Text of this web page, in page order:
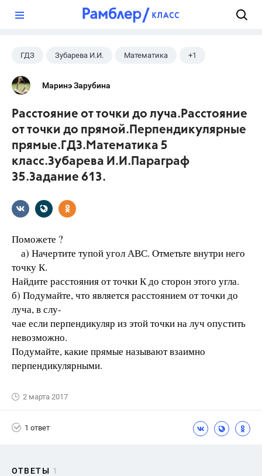
ГДЗ Зубарева И.И. Математика +1
5 класс
Маринэ Зарубина
Расстояние от точки до луча.Расстояние
от точки до прямой.Перпендикулярные
прямые.ГДЗ.Математика 5
класс.Зубарева И.И.Параграф
35.Задание 613.
Поможете ?
а) Начертите тупой угол АВС. Отметьте внутри него
точку К.
Найдите расстояния от точки К до сторон этого угла.
б) Подумайте, что является расстоянием от точки до
луча, в слу-
чае если перпендикуляр из этой точки на луч опустить
невозможно.
Подумайте, какие прямые называют взаимно
перпендикулярными.
2 марта 2017
1 ответ
ОТВЕТЫ 1